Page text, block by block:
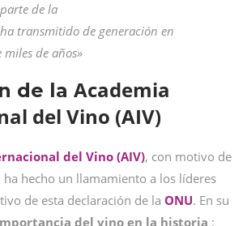
de la
transmitido de generación en
de años»
de la Academia
del Vino (AIV)
del Vino (AIV), con motivo de
ha hecho un llamamiento a los líderes
de esta declaración de la ONU. En su
del vino en la historia :